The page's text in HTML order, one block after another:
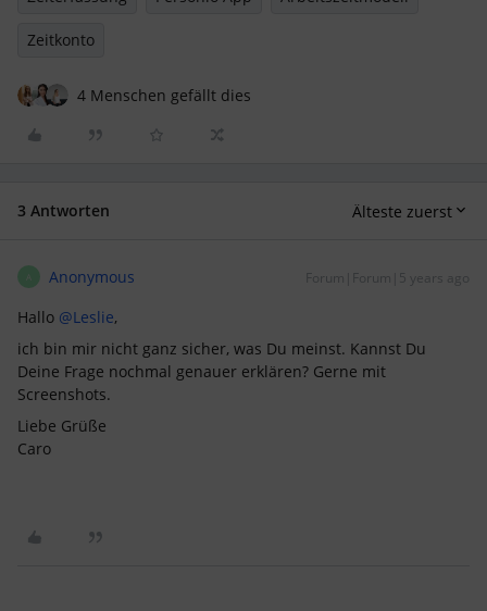
Zeitkonto
4 Menschen gefällt dies
3 Antworten Älteste zuerst
A Anonymous Forum|Forum|5 years ago
Hallo @Leslie,
ich bin mir nicht ganz sicher, was Du meinst. Kannst Du
Deine Frage nochmal genauer erklären? Gerne mit
Screenshots.
Liebe Grüße
Caro